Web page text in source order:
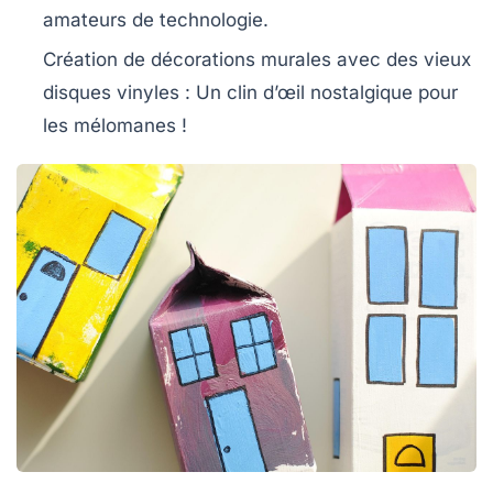
amateurs de technologie.
Création de décorations murales avec des vieux
disques vinyles : Un clin d’œil nostalgique pour
les mélomanes !